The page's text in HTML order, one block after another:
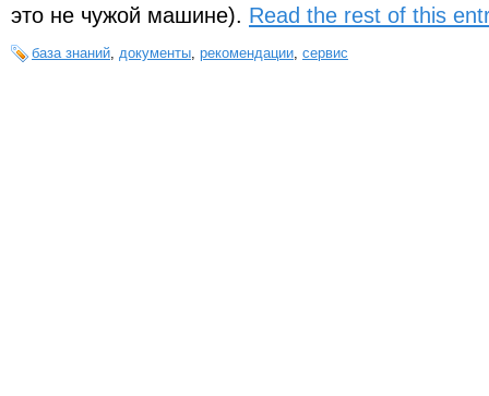
это не чужой машине). Read the rest of this
база знаний документы рекомендации сервис